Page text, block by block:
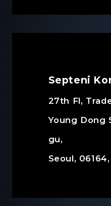
Septeni
27th Fl,
Young Dong
gu,
Seoul,